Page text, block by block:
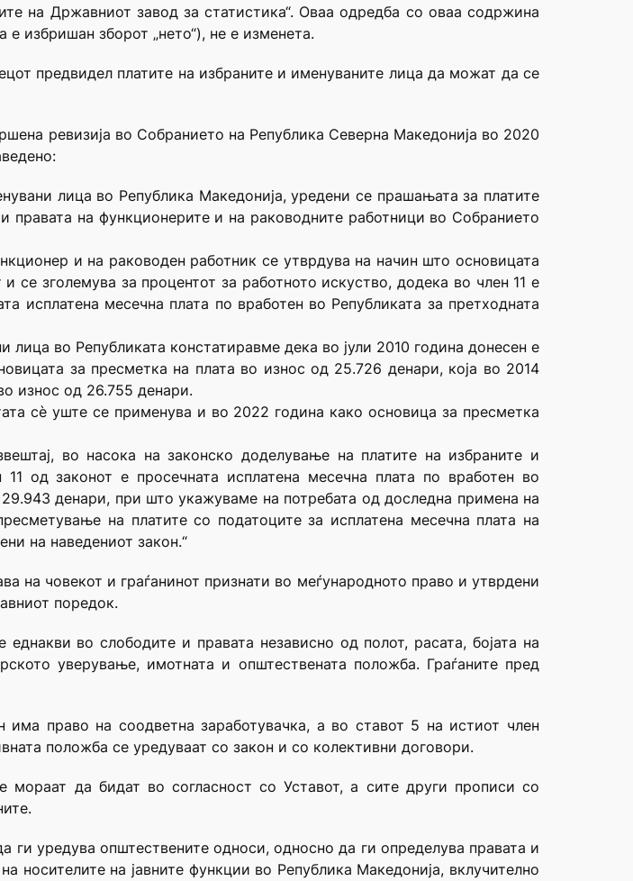
на Државниот завод за статистика“. Оваа одредба со оваа содржина
избришан зборот „нето“), не е изменета.
предвидел платите на избраните и именуваните лица да можат да се
ревизија во Собранието на Република Северна Македонија во 2020
лица во Република Македонија, уредени се прашањата за платите
на функционерите и на раководните работници во Собранието
и на раководен работник се утврдува на начин што основицата
зголемува за процентот за работното искуство, додека во член 11 е
исплатена месечна плата по вработен во Републиката за претходната
во Републиката констатиравме дека во јули 2010 година донесен е
за пресметка на плата во износ од 25.726 денари, која во 2014
износ од 26.755 денари.
сѐ уште се применува и во 2022 година како основица за пресметка
во насока на законско доделување на платите на избраните и
од законот е просечната исплатена месечна плата по вработен во
29.943 денари, при што укажуваме на потребата од доследна примена на
на платите со податоците за исплатена месечна плата на
на наведениот закон.“
на човекот и граѓанинот признати во меѓународното право и утврдени
поредок.
во слободите и правата независно од полот, расата, бојата на
уверување, имотната и општествената положба. Граѓаните пред
право на соодветна заработувачка, а во ставот 5 на истиот член
положба се уредуваат со закон и со колективни договори.
мораат да бидат во согласност со Уставот, а сите други прописи со
уредува општествените односи, односно да ги определува правата и
носителите на јавните функции во Република Македонија, вклучително